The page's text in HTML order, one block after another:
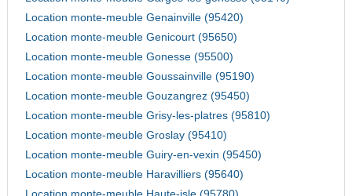
Location monte-meuble Genainville (95420)
Location monte-meuble Genicourt (95650)
Location monte-meuble Gonesse (95500)
Location monte-meuble Goussainville (95190)
Location monte-meuble Gouzangrez (95450)
Location monte-meuble Grisy-les-platres (95810)
Location monte-meuble Groslay (95410)
Location monte-meuble Guiry-en-vexin (95450)
Location monte-meuble Haravilliers (95640)